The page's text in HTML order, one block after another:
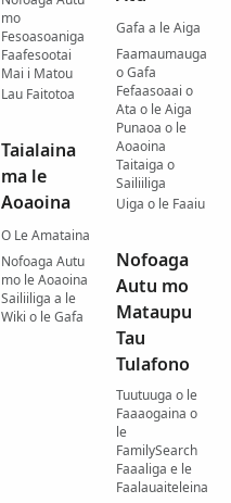
mo
Fesoasoaniga
Faafesootai
Mai i Matou
Lau Faitotoa
Taialaina
ma le
Aoaoina
O Le Amataina
Nofoaga Autu
mo le Aoaoina
Sailiiliga a le
Wiki o le Gafa
Gafa a le Aiga
Faamaumauga
o Gafa
Fefaasoaai o
Ata o le Aiga
Punaoa o le
Aoaoina
Taitaiga o
Sailiiliga
Uiga o le Faaiu
Nofoaga
Autu mo
Mataupu
Tau
Tulafono
Tuutuuga o le
Faaaogaina o
le
FamilySearch
Faaaliga e le
Faalauaiteleina